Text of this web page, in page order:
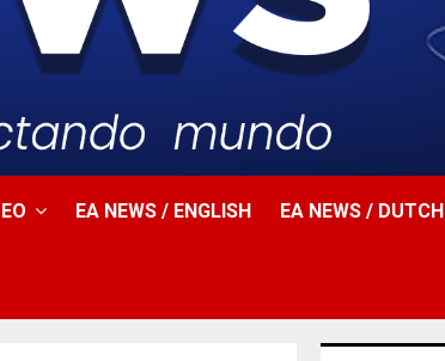
EA NEWS / ENGLISH EA NEWS / DUTCH